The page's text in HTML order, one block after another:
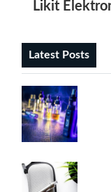
Likit
Latest Posts